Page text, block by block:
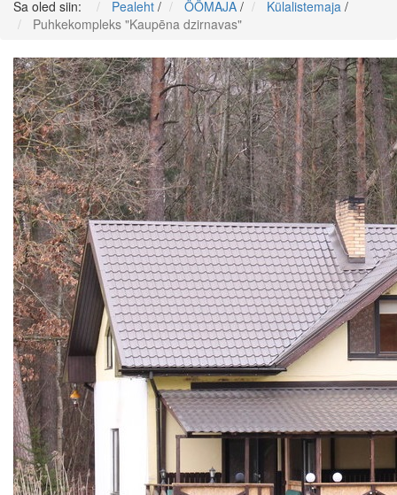
Sa oled siin:
Pealeht / ÖÖMAJA / Külalistemaja /
Puhkekompleks "Kaupēna dzirnavas"